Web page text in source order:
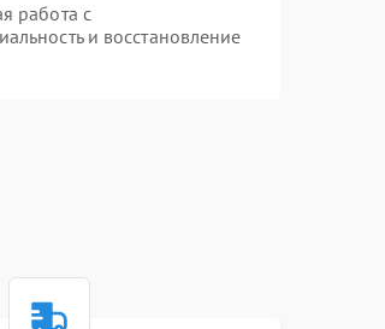
работа с
и восстановление